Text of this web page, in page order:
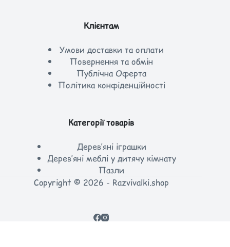
Клієнтам
Умови доставки та оплати
Повернення та обмін
Публічна Оферта
Політика конфіденційності
Категорії товарів
Дерев’яні іграшки
Дерев’яні меблі у дитячу кімнату
Пазли
Copyright © 2026 - Razvivalki.shop